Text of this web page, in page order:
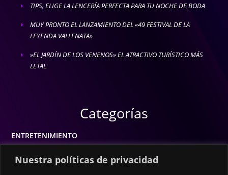
Nuestra políticas de privacidad
E TIPS, ELIGE LA LENCERÍA PERFECTA PARA TU NOCHE DE BODA
E
MUY PRONTO EL LANZAMIENTO DEL «49 FESTIVAL DE LA
LEYENDA VALLENATA»
E
»EL JARDÍN DE LOS VENENOS» EL ATRACTIVO TURÍSTICO MÁS
LETAL
Categorías
ENTRETENIMIENTO